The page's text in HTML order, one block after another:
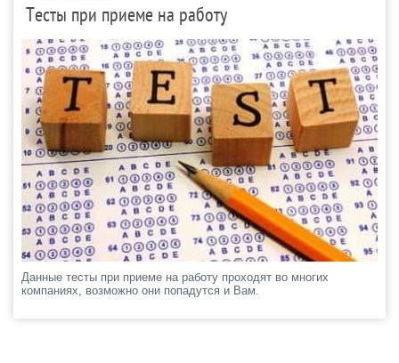
Тесты при приеме на работу
Данные тесты при приеме на работу проходят во многих
компаниях, возможно они попадутся и Вам.